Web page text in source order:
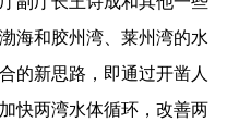
海和胶州湾、莱州湾的水
的新思路，即通过开凿人
快两湾水体循环，改善两